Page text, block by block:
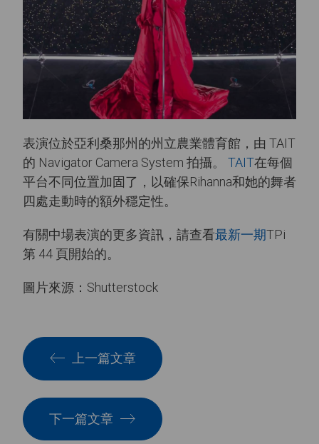
表演位於亞利桑那州的州立農業體育館，由 TAIT
的 Navigator Camera System 拍攝。 TAIT在每個
平台不同位置加固了，以確保Rihanna和她的舞者
四處走動時的額外穩定性。
有關中場表演的更多資訊，請查看最新一期TPi
第 44 頁開始的。
圖片來源：Shutterstock
上一篇文章
下一篇文章